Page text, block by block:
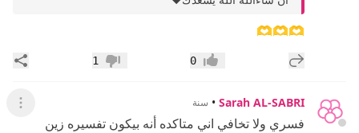
🫶🫶🫶
إضافة رد جديد إعجاب0 عدم إعجاب
1
Sarah AL-SABRI
• سنة عرض
فسري ولا تخافي اني متاكده أنه بيكون تفسيره زين